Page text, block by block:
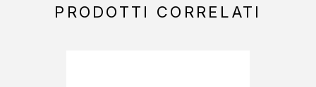
PRODOTTI CORRELATI